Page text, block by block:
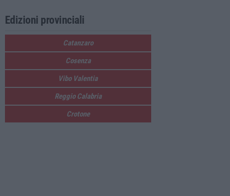
Edizioni provinciali
Catanzaro
Cosenza
Vibo Valentia
Reggio Calabria
Crotone